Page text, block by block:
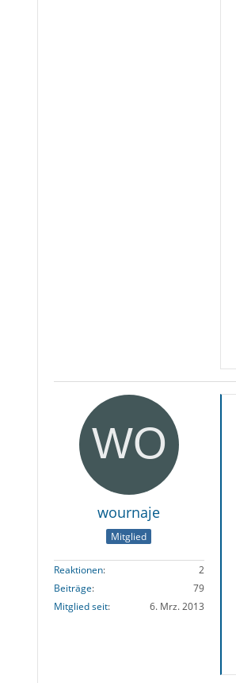
wournaje
Mitglied
Reaktionen
2
Beiträge
79
Mitglied seit
6. Mrz. 2013